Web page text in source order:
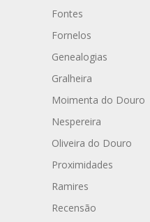
Fontes
Fornelos
Genealogias
Gralheira
Moimenta do Douro
Nespereira
Oliveira do Douro
Proximidades
Ramires
Recensão